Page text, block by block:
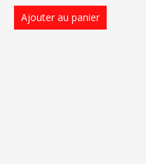
initial
était :
Ajouter au panier